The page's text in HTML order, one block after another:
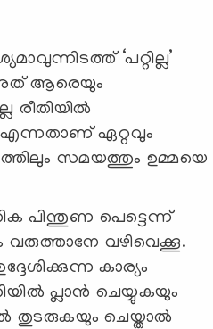
‘പറ്റില്ല’
ആരെയും
രീതിയില്‍
എന്നതാണ് ഏറ്റവും
സമയത്തും ഉമ്മയെ
പിന്തുണ പെട്ടെന്ന്
വരുത്താനേ വഴിവെക്കൂ.
കാര്യം
പ്ലാൻ ചെയ്യുകയും
തുടരുകയും ചെയ്താൽ